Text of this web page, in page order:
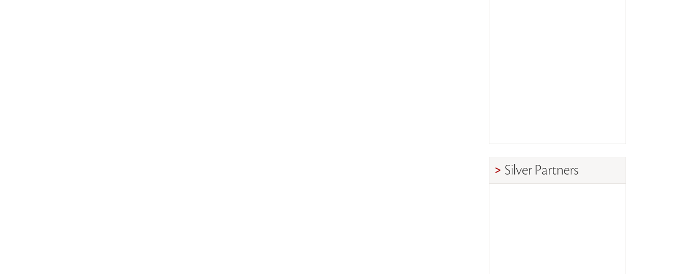
Silver Partners